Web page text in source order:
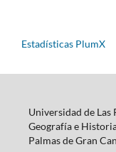
Estadísticas PlumX
Universidad de Las
Geografía e
Palmas de Gran